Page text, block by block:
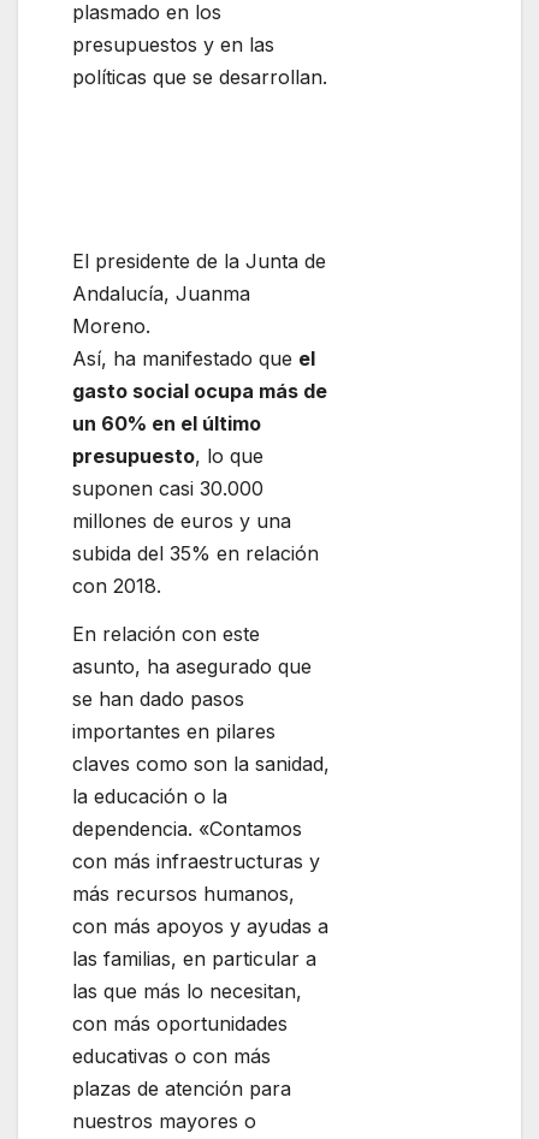
plasmado en los
presupuestos y en las
políticas que se desarrollan.
El presidente de la Junta de
Andalucía, Juanma
Moreno.
Así, ha manifestado que el
gasto social ocupa más de
un 60% en el último
presupuesto, lo que
suponen casi 30.000
millones de euros y una
subida del 35% en relación
con 2018.
En relación con este
asunto, ha asegurado que
se han dado pasos
importantes en pilares
claves como son la sanidad,
la educación o la
dependencia. «Contamos
con más infraestructuras y
más recursos humanos,
con más apoyos y ayudas a
las familias, en particular a
las que más lo necesitan,
con más oportunidades
educativas o con más
plazas de atención para
nuestros mayores o